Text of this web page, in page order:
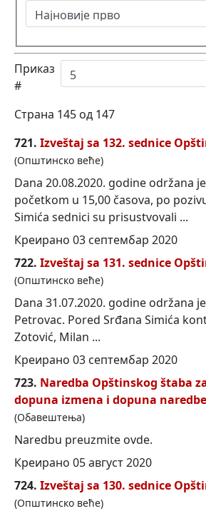
Приказ
#
Страна 145 од 147
721.Izveštaj sa 132. sednice
(Општинско веће)
Dana 20.08.2020. godine održana
početkom u 15,00 časova, po
Simića sednici su prisustvovali ...
Креирано 03 септембар 2020
722.Izveštaj sa 131. sednice
(Општинско веће)
Dana 31.07.2020. godine održana
Petrovac. Pored Srđana Simića
Zotović, Milan ...
Креирано 03 септембар 2020
723. Naredba Opštinskog štaba
dopuna izmena i dopuna naredbe
(Обавештења)
Naredbu preuzmite ovde.
Креирано 05 август 2020
724.Izveštaj sa 130. sednice
(Општинско веће)